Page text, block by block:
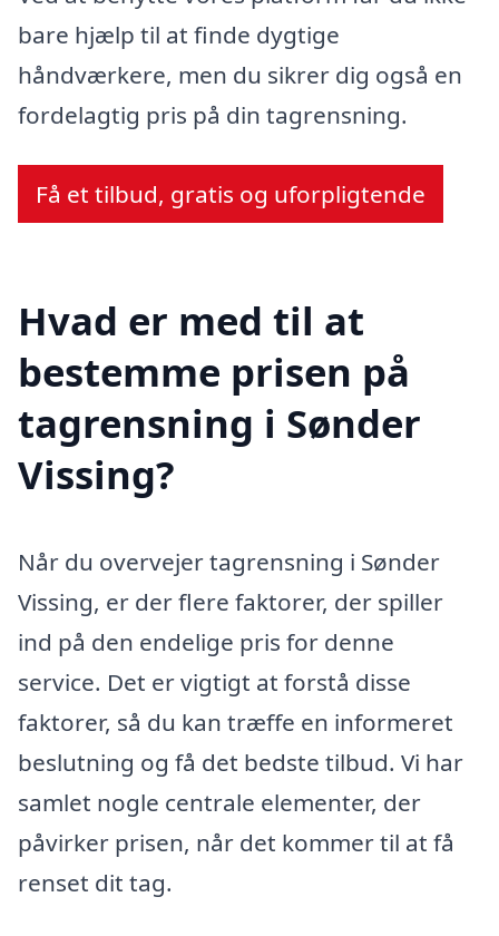
bare hjælp til at finde dygtige
håndværkere, men du sikrer dig også en
fordelagtig pris på din tagrensning.
Få et tilbud, gratis og uforpligtende
Hvad er med til at
bestemme prisen på
tagrensning i Sønder
Vissing?
Når du overvejer tagrensning i Sønder
Vissing, er der flere faktorer, der spiller
ind på den endelige pris for denne
service. Det er vigtigt at forstå disse
faktorer, så du kan træffe en informeret
beslutning og få det bedste tilbud. Vi har
samlet nogle centrale elementer, der
påvirker prisen, når det kommer til at få
renset dit tag.